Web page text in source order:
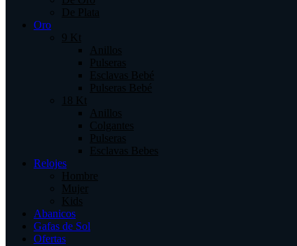
De Plata
Oro
9 Kt
Anillos
Pulseras
Esclavas Bebé
Pulseras Bebé
18 Kt
Anillos
Colgantes
Pulseras
Esclavas Bebes
Relojes
Hombre
Mujer
Kids
Abanicos
Gafas de Sol
Ofertas